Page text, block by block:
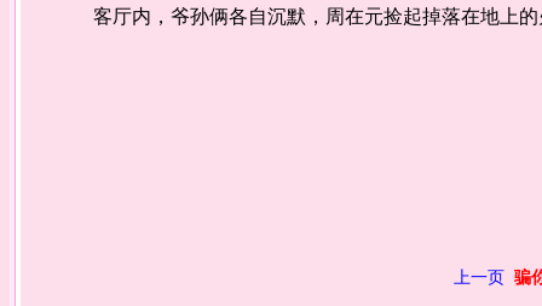
客厅内，爷孙俩各自沉默，周在元捡起掉落在地上的
上一页 骗